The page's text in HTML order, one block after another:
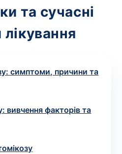
та сучасні
симптоми, причини та
вивчення факторів та